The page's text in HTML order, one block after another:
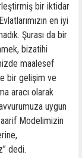
bir iktidar
en iyi
Şurası da bir
bizatihi
maalesef
bir gelişim ve
aracı olarak
uygun
Modelimizin
dedi.